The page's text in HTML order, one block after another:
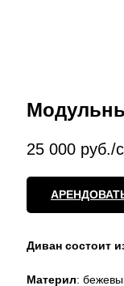
25 000 руб./
Диван состоит
Материл: